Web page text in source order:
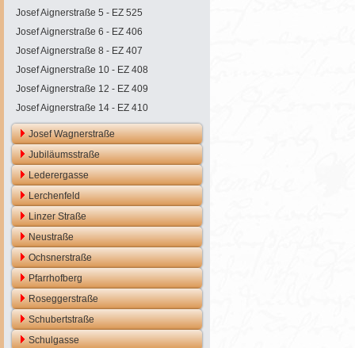
Josef Aignerstraße 5 - EZ 525
Josef Aignerstraße 6 - EZ 406
Josef Aignerstraße 8 - EZ 407
Josef Aignerstraße 10 - EZ 408
Josef Aignerstraße 12 - EZ 409
Josef Aignerstraße 14 - EZ 410
Josef Wagnerstraße
Jubiläumsstraße
Lederergasse
Lerchenfeld
Linzer Straße
Neustraße
Ochsnerstraße
Pfarrhofberg
Roseggerstraße
Schubertstraße
Schulgasse